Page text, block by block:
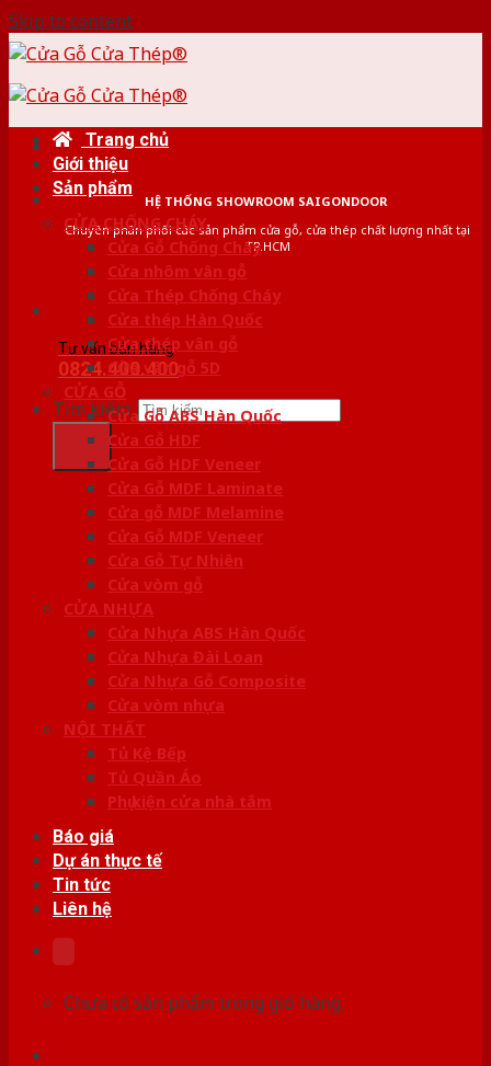
Skip to content
HỆ THỐNG SHOWROOM SAIGONDOOR
Chuyên phân phối các sản phẩm cửa gỗ, cửa thép chất lượng nhất tại
TP.HCM
Tư vấn bán hàng
0824.400.400
Tìm kiếm:
Trang chủ
Giới thiệu
Sản phẩm
CỬA CHỐNG CHÁY
Cửa Gỗ Chống Cháy
Cửa nhôm vân gỗ
Cửa Thép Chống Cháy
Cửa thép Hàn Quốc
Cửa thép vân gỗ
Cửa vân gỗ 5D
CỬA GỖ
Cửa Gỗ ABS Hàn Quốc
Cửa Gỗ HDF
Cửa Gỗ HDF Veneer
Cửa Gỗ MDF Laminate
Cửa gỗ MDF Melamine
Cửa Gỗ MDF Veneer
Cửa Gỗ Tự Nhiên
Cửa vòm gỗ
CỬA NHỰA
Cửa Nhựa ABS Hàn Quốc
Cửa Nhựa Đài Loan
Cửa Nhựa Gỗ Composite
Cửa vòm nhựa
NỘI THẤT
Tủ Kệ Bếp
Tủ Quần Áo
Phụ kiện cửa nhà tắm
Báo giá
Dự án thực tế
Tin tức
Liên hệ
Chưa có sản phẩm trong giỏ hàng.